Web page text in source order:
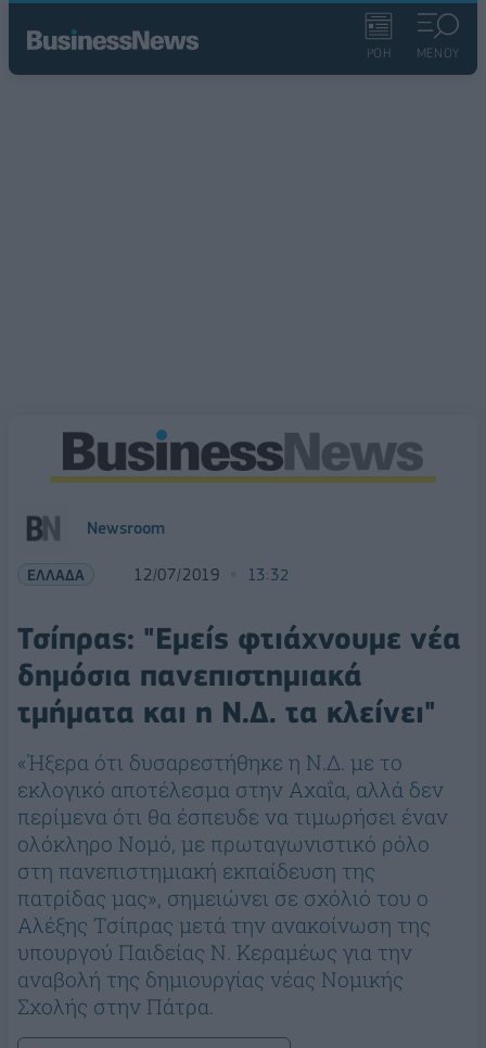
ΡΟΗ ΜΕΝΟΥ
Newsroom
ΕΛΛΑΔΑ 12/07/2019 13:32
Τσίπρας: "Εμείς φτιάχνουμε νέα
δημόσια πανεπιστημιακά
τμήματα και η Ν.Δ. τα κλείνει"
«Ήξερα ότι δυσαρεστήθηκε η Ν.Δ. με το
εκλογικό αποτέλεσμα στην Αχαΐα, αλλά δεν
περίμενα ότι θα έσπευδε να τιμωρήσει έναν
ολόκληρο Νομό, με πρωταγωνιστικό ρόλο
στη πανεπιστημιακή εκπαίδευση της
πατρίδας μας», σημειώνει σε σχόλιό του ο
Αλέξης Τσίπρας μετά την ανακοίνωση της
υπουργού Παιδείας Ν. Κεραμέως για την
αναβολή της δημιουργίας νέας Νομικής
Σχολής στην Πάτρα.